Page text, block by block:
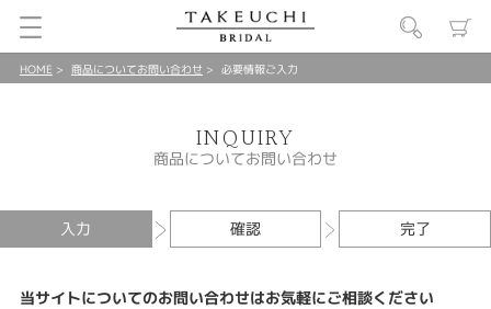
HOME 商品についてお問い合わせ 必要情報ご入力
INQUIRY
商品についてお問い合わせ
入力 確認 完了
当サイトについてのお問い合わせはお気軽にご相談ください